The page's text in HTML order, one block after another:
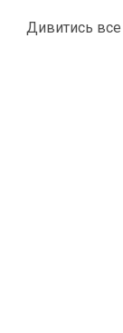
Дивитись все